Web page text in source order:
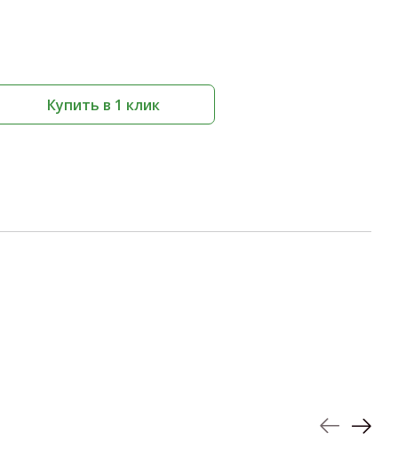
Купить в 1 клик